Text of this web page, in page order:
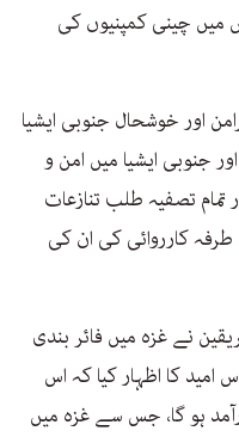
میں چینی کمپنیوں کی
اور خوشحال جنوبی ایشیا
جنوبی ایشیا میں امن و
تمام تصفیہ طلب تنازعات
کارروائی کی ان کی
نے غزہ میں فائر بندی
کا اظہار کیا کہ اس
ہو گا، جس سے غزہ میں